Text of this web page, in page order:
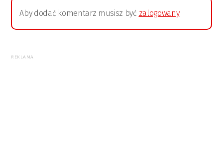
Aby dodać komentarz musisz być zalogowany
REKLAMA